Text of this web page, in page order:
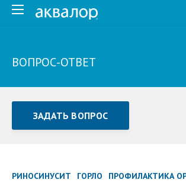
ВОПРОС-ОТВЕТ
ЗАДАТЬ ВОПРОС
РИНОСИНУСИТ ГОРЛО ПРОФИЛАКТИКА